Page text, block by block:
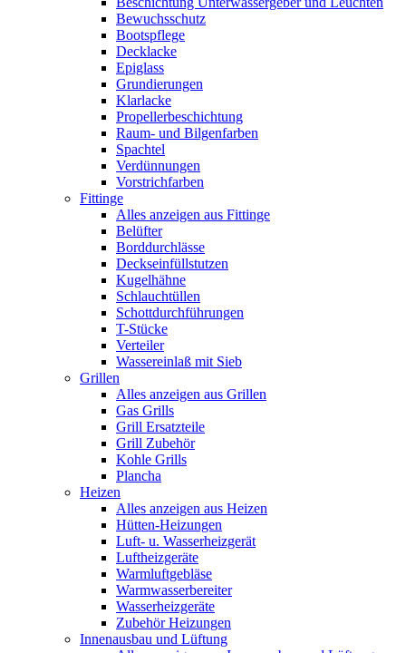
Bewuchsschutz
Bootspflege
Decklacke
Epiglass
Grundierungen
Klarlacke
Propellerbeschichtung
Raum- und Bilgenfarben
Spachtel
Verdünnungen
Vorstrichfarben
Fittinge
Alles anzeigen aus Fittinge
Belüfter
Borddurchlässe
Deckseinfüllstutzen
Kugelhähne
Schlauchtüllen
Schottdurchführungen
T-Stücke
Verteiler
Wassereinlaß mit Sieb
Grillen
Alles anzeigen aus Grillen
Gas Grills
Grill Ersatzteile
Grill Zubehör
Kohle Grills
Plancha
Heizen
Alles anzeigen aus Heizen
Hütten-Heizungen
Luft- u. Wasserheizgerät
Luftheizgeräte
Warmluftgebläse
Warmwasserbereiter
Wasserheizgeräte
Zubehör Heizungen
Innenausbau und Lüftung